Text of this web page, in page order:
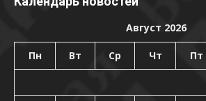
Август 2026
Пн Вт Ср Чт Пт